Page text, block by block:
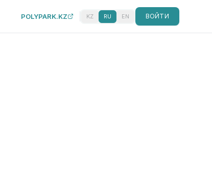
POLYPARK.KZ KZ RU EN ВОЙТИ